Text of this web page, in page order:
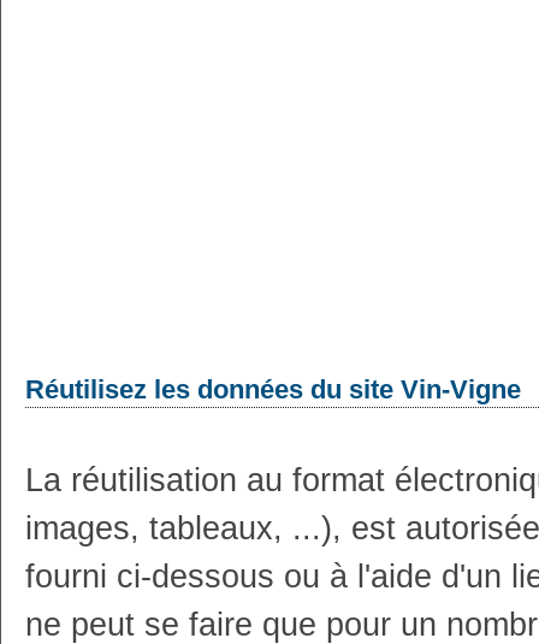
Réutilisez les données du site Vin-Vigne
La réutilisation au format
images, tableaux, ...), est
fourni ci-dessous ou à l'aide d'un
ne peut se faire que pour un